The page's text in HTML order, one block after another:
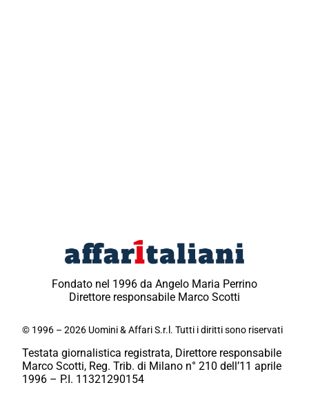
Fondato nel 1996 da Angelo Maria Perrino
Direttore responsabile Marco Scotti
© 1996 – 2026 Uomini & Affari S.r.l. Tutti i diritti sono riservati
Testata giornalistica registrata, Direttore responsabile
Marco Scotti, Reg. Trib. di Milano n° 210 dell’11 aprile
1996 – P.I. 11321290154